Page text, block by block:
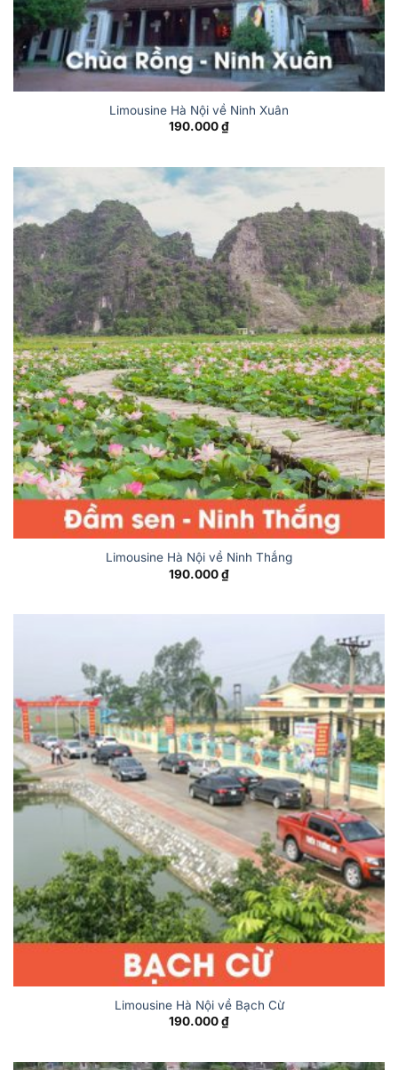
Limousine Hà Nội về Ninh Xuân
190.000₫
Limousine Hà Nội về Ninh Thắng
190.000₫
Limousine Hà Nội về Bạch Cừ
190.000₫